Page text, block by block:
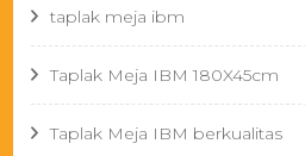
taplak meja ibm
Taplak Meja IBM 180X45cm
Taplak Meja IBM berkualitas